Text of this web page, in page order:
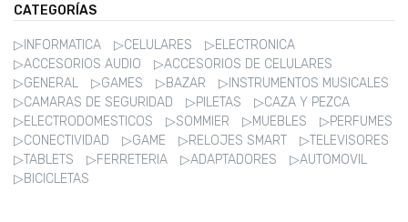
CATEGORÍAS
▷INFORMATICA ▷CELULARES
▷ELECTRONICA
▷ACCESORIOS AUDIO
▷ACCESORIOS DE CELULARES
▷GENERAL
▷GAMES ▷BAZAR
▷INSTRUMENTOS MUSICALES
▷CAMARAS DE SEGURIDAD
▷PILETAS
▷CAZA Y PEZCA
▷ELECTRODOMESTICOS
▷SOMMIER ▷MUEBLES
▷PERFUMES
▷CONECTIVIDAD
▷GAME ▷RELOJES SMART
▷TELEVISORES
▷TABLETS
▷FERRETERIA ▷ADAPTADORES
▷AUTOMOVIL
▷BICICLETAS